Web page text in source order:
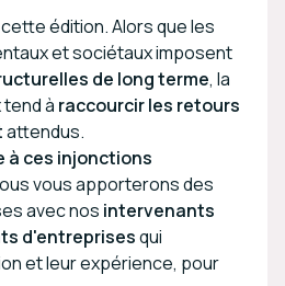
édition. Alors que les
et sociétaux imposent
de long terme, la
à raccourcir les retours
attendus.
à ces injonctions
vous apporterons des
avec nos intervenants
d'entreprisesqui
et leur expérience, pour